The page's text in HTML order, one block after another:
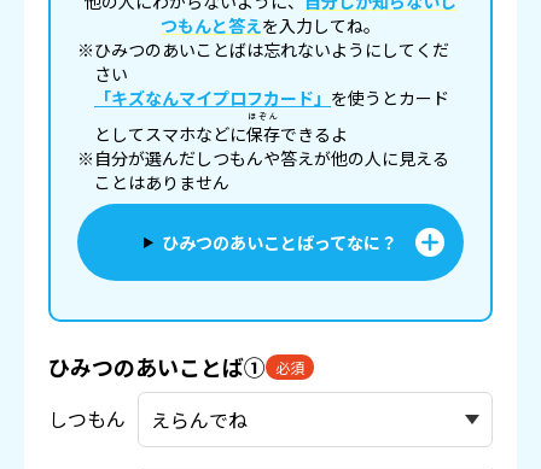
つもんと答えを入力してね。
※ひみつのあいことばは忘れないようにしてくだ
さい
「キズなんマイプロフカード」 を使うとカード
としてスマホなどに保存
ほぞん
できるよ
※自分が選んだしつもんや答えが他の人に見える
ことはありません
ひみつのあいことばってなに？
ひみつのあいことば① 必須
しつもん